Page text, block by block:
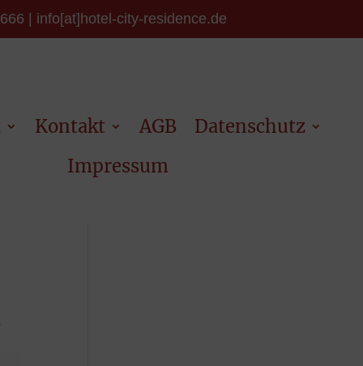
| info[at]hotel-city-residence.de
Kontakt AGB
Datenschutz
Impressum